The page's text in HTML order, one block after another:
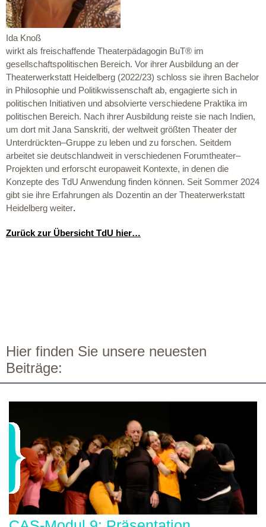
Ida Knoß
wirkt als freischaffende Theaterpädagogin BuT® im
gesellschaftspolitischen Bereich. Vor ihrer Ausbildung an der
Theaterwerkstatt Heidelberg (2022/23) schloss sie ihren Bachelor
in Philosophie und Politikwissenschaft ab, engagierte sich in
politischen Initiativen und absolvierte verschiedene Praktika im
politischen Bereich. Nach ihrer Ausbildung reiste sie nach Indien,
um dort mit Jana Sanskriti, der weltweit größten Theater der
Unterdrückten–Gruppe zu leben und zu forschen. Seitdem
arbeitet sie deutschlandweit in verschiedenen Forumtheater–
Projekten und erforscht europaweit Kontexte, in denen die
Konzepte des TdU Anwendung finden können. Seit Sommer 2024
gibt sie ihre Erfahrungen als Dozentin an der Theaterwerkstatt
Heidelberg weiter.
Zurück zur Übersicht TdU hier…
Hier finden Sie unsere neuesten
Beiträge: